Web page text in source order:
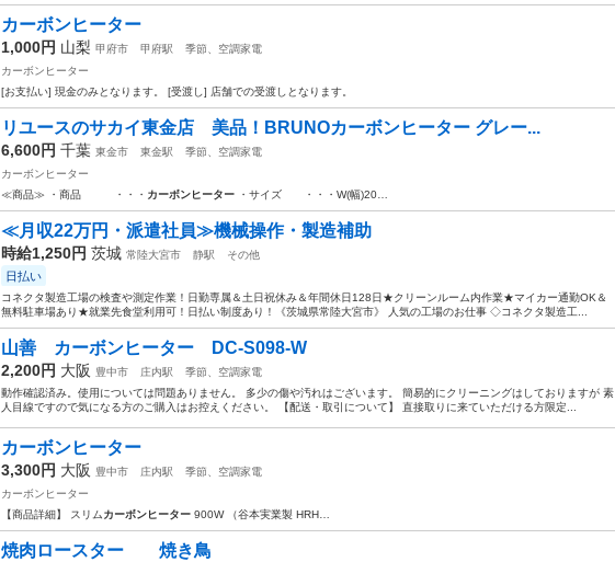
カーボンヒーター
1,000円 山梨 甲府市 甲府駅
季節、空調家電
カーボンヒーター
[お支払い] 現金のみとなります。 [受渡し] 店舗での受渡しとなります。
リユースのサカイ東金店 美品！BRUNOカーボンヒーター グレー...
6,600円 千葉 東金市 東金駅
季節、空調家電
カーボンヒーター
≪商品≫ ・商品 ・・・ カーボンヒーター ・サイズ ・・・W(幅)20…
≪月収22万円・派遣社員≫機械操作・製造補助
時給1,250円 茨城 常陸大宮市 静駅 その他
日払い
コネクタ製造工場の検査や測定作業！日勤専属＆土日祝休み＆年間休日128日★クリーンルーム内作業★マイカー通勤OK＆
無料駐車場あり★就業先食堂利用可！日払い制度あり！《茨城県常陸大宮市》 人気の工場のお仕事 ◇コネクタ製造工...
山善 カーボンヒーター DC-S098-W
2,200円 大阪 豊中市 庄内駅
季節、空調家電
動作確認済み。使用については問題ありません。 多少の傷や汚れはございます。 簡易的にクリーニングはしておりますが 素
人目線ですので気になる方のご購入はお控えください。 【配送・取引について】 直接取りに来ていただける方限定...
カーボンヒーター
3,300円 大阪 豊中市 庄内駅
季節、空調家電
カーボンヒーター
【商品詳細】 スリムカーボンヒーター 900W （谷本実業製 HRH…
焼肉ロースター 焼き鳥